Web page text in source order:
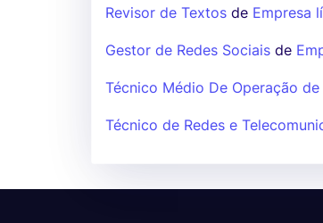
Revisor de Textos de Empresa
Gestor de Redes Sociais de
Técnico Médio De Operação
Técnico de Redes e